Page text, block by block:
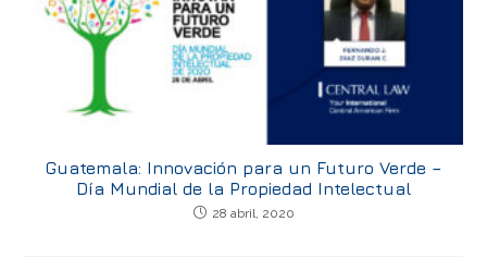
Guatemala: Innovación para un Futuro Verde –
Día Mundial de la Propiedad Intelectual
28 abril, 2020